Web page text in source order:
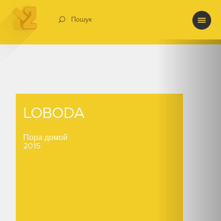
Пошук
LOBODA
Пора домой
2015